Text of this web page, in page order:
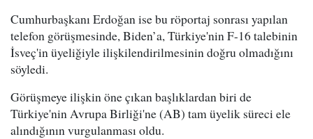
Cumhurbaşkanı Erdoğan ise bu röportaj sonrası yapılan
telefon görüşmesinde, Biden’a, Türkiye'nin F-16 talebinin
İsveç'in üyeliğiyle ilişkilendirilmesinin doğru olmadığını
söyledi.
Görüşmeye ilişkin öne çıkan başlıklardan biri de
Türkiye'nin Avrupa Birliği'ne (AB) tam üyelik süreci ele
alındığının vurgulanması oldu.